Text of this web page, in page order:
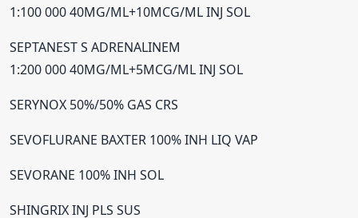
1:100 000 40MG/ML+10MCG/ML INJ SOL
SEPTANEST S ADRENALINEM
1:200 000 40MG/ML+5MCG/ML INJ SOL
SERYNOX 50%/50% GAS CRS
SEVOFLURANE BAXTER 100% INH LIQ VAP
SEVORANE 100% INH SOL
SHINGRIX INJ PLS SUS